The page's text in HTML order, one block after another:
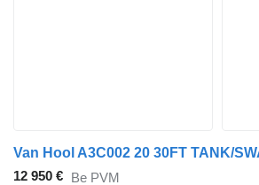
12 950 € Be PVM